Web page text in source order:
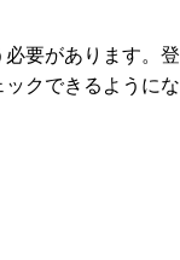
要があります。登
クできるようにな